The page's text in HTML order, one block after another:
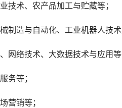
技术、农产品加工与贮藏等；
制造与自动化、工业机器人技术
网络技术、大数据技术与应用等
务等；
营销等；